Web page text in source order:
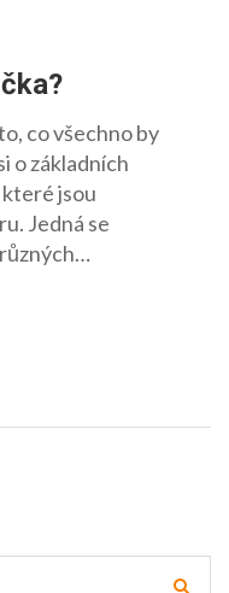
co všechno by
o základních
jsou
Jedná se
velmi
podělím.